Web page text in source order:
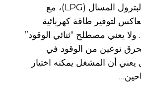
بالبنزين أو بغاز البترول المسال (LPG)، مع
لتوفير طاقة كهربائية
يعني مصطلح “ثنائي الوقود”
نوعين من الوقود في
أن المشغل يمكنه اختيار